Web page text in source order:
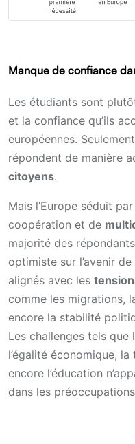
Manque de confiance
Les étudiants sont
et la confiance qu’ils
européennes.
répondent de manière
citoyens.
Mais l’Europe séduit
coopération et de
majorité des
optimiste sur l’avenir
alignés avec les
comme les migrations,
encore la stabilité
Les challenges tels que
l’égalité économique,
encore l’éducation
dans les